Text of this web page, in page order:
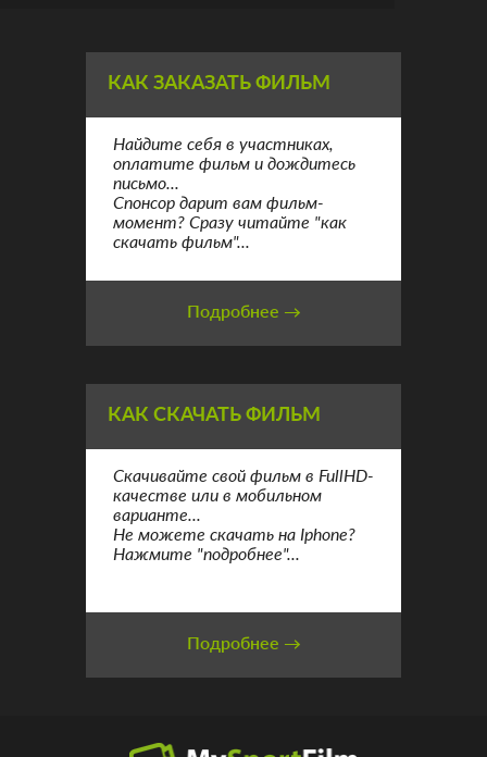
КАК ЗАКАЗАТЬ ФИЛЬМ
Найдите себя в участниках,
оплатите фильм и дождитесь
письмо...
Спонсор дарит вам фильм-
момент? Сразу читайте "как
скачать фильм"...
Подробнее →
КАК СКАЧАТЬ ФИЛЬМ
Скачивайте свой фильм в FullHD-
качестве или в мобильном
варианте...
Не можете скачать на Iphone?
Нажмите "подробнее"...
Подробнее →